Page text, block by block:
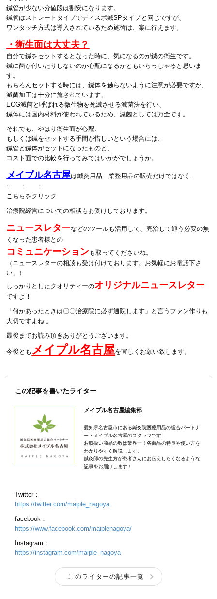
鍼管が少ない分値段は割安になります。
鍼管はストレートタイプでディスポ鍼SPタイプと同じですが、
ワンタッチ方式は導入されているため施術は、楽に行えます。
・衛生面は大丈夫？
自分で鍼をセットするとなった時に、気になるのが鍼の衛生です。
鍼に菌が付いたりしないのか心配になるかともいらっしゃると思いま
す。
もちろんセットする時には、鍼体を触らないように注意が必要ですが、
滅菌加工は十分に施されています。
EOG滅菌と呼ばれる微生物を死滅させる滅菌法を行い、
鍼体には国内材料が使われているため、滅菌としては万全です。
それでも、やはり衛生面が心配、
もしくは鍼をセットする手間が惜しいという場合には、
鍼管と鍼体がセットになったものと、
コスト面での比較を行ってみてはいかがでしょうか。
メイプル名古屋は鍼灸用品、柔整用品の販売だけではなく、
↑ ↑ ↑
こちらをクリック
治療院経営についての相談もお受けしております。
ニュースレターなどのツールも活用して、完治して通う必要の無
くなった患者様との
コミュニケーション も取ってくださいね。
（ニュースレターの相談も受け付けております。お気軽にお電話下さ
い。）
しっかりとしたクオリティーのオリジナルニュースレター
ですよ！
「何かあったときは〇〇治療院に必ず通院します」と言うファン作りも
大切ですよね 。
最後までお読み頂きありがとうございます。
今後とも メイプル名古屋を宜しくお願い致します。
この記事を書いたライター
メイプル名古屋編集部
愛知県名古屋市にある鍼灸院医療用品の総合パートナ
ー・メイプル名古屋のスタッフです。
お取扱い商品の数は業界一！各商品の特長や使い方を
わかりやすく解説します。
鍼灸師の先生方が患者さんにお伝えしたくなるような
記事をお届けします！
Twitter：
https://twitter.com/maiple_nagoya
facebook：
https://www.facebook.com/maiplenagoya/
Instagram：
https://instagram.com/maiple_nagoya
このライターの記事一覧